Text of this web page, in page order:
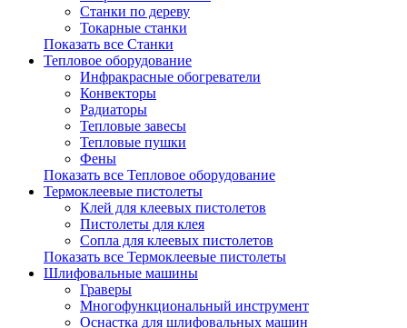
Станки по дереву
Токарные станки
Показать все Станки
Тепловое оборудование
Инфракрасные обогреватели
Конвекторы
Радиаторы
Тепловые завесы
Тепловые пушки
Фены
Показать все Тепловое оборудование
Термоклеевые пистолеты
Клей для клеевых пистолетов
Пистолеты для клея
Сопла для клеевых пистолетов
Показать все Термоклеевые пистолеты
Шлифовальные машины
Граверы
Многофункциональный инструмент
Оснастка для шлифовальных машин